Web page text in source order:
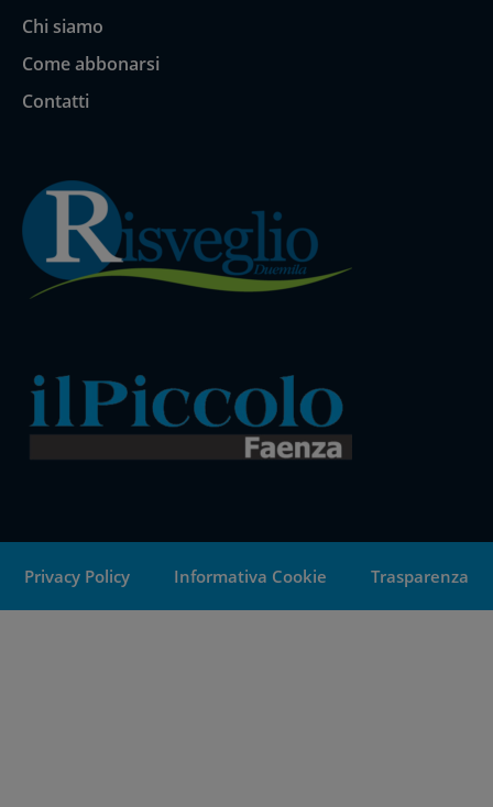
Chi siamo
Come abbonarsi
Contatti
Privacy Policy Informativa Cookie Trasparenza